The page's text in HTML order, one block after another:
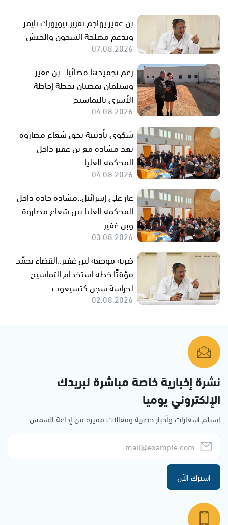
بن غفير يهاجم تقرير نيويورك تايمز
ويدعم مصلحة السجون والجيش
07.08.2026
رغم تجميدها قضائيًا.. بن غفير
وسيلمان يمضيان بخطة إحاطة
الأسرى بالتماسيح
04.08.2026
شكوى تأديبية بحق شعاع مصاروة
بعد مشادة مع بن غفير داخل
المحكمة العليا
04.08.2026
عار على إسرائيل..مشادة حادة داخل
المحكمة العليا بين شعاع مصاروة
وبن غفير
03.08.2026
ضربة موجعة لبن غفير..القضاء يجمّد
مؤقتًا خطة استخدام التماسيح
لحراسة سجن كتسيعوت
02.08.2026
نشرة إخبارية خاصة مباشرة لبريدك
الإلكتروني يوميا
استلم اشعارات وأخبار حصرية ومقالات مميزة من إذاعة الشمس
اشترك الآن